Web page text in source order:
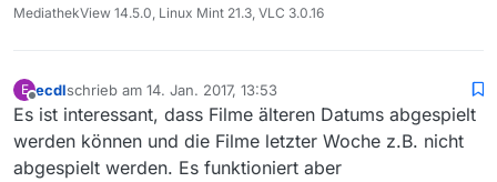
MediathekView 14.5.0, Linux Mint 21.3, VLC 3.0.16
E
Offline
ecdlschrieb am 14. Jan. 2017, 13:53
zuletzt editiert von
Es ist interessant, dass Filme älteren Datums abgespielt
werden können und die Filme letzter Woche z.B. nicht
abgespielt werden. Es funktioniert aber